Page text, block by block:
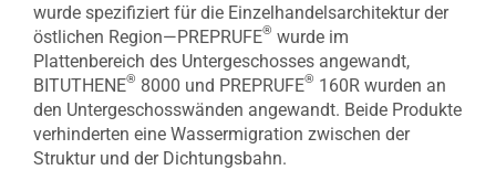
wurde spezifiziert für die Einzelhandelsarchitektur der
östlichen Region—PREPRUFE® wurde im
Plattenbereich des Untergeschosses angewandt,
BITUTHENE® 8000 und PREPRUFE® 160R wurden an
den Untergeschosswänden angewandt. Beide Produkte
verhinderten eine Wassermigration zwischen der
Struktur und der Dichtungsbahn.